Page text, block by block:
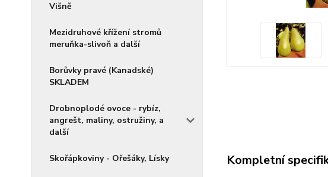
Višně
Mezidruhové křížení stromů
meruňka-slivoň a další
Borůvky pravé (Kanadské)
SKLADEM
Drobnoplodé ovoce - rybíz,
angrešt, maliny, ostružiny, a
další
Skořápkoviny - Ořešáky, Lísky Kompletní